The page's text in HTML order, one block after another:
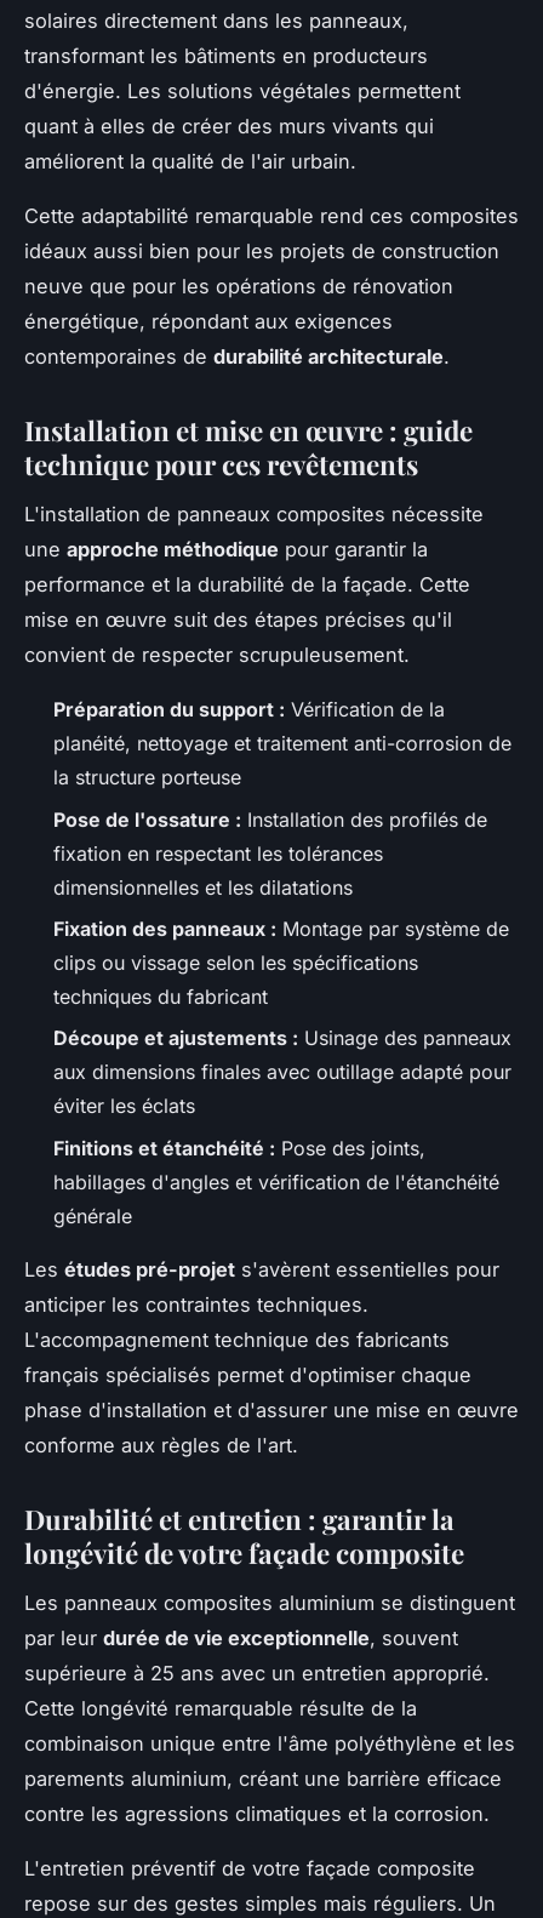
solaires directement dans les panneaux,
transformant les bâtiments en producteurs
d'énergie. Les solutions végétales permettent
quant à elles de créer des murs vivants qui
améliorent la qualité de l'air urbain.
Cette adaptabilité remarquable rend ces composites
idéaux aussi bien pour les projets de construction
neuve que pour les opérations de rénovation
énergétique, répondant aux exigences
contemporaines de durabilité architecturale.
Installation et mise en œuvre : guide
technique pour ces revêtements
L'installation de panneaux composites nécessite
une approche méthodique pour garantir la
performance et la durabilité de la façade. Cette
mise en œuvre suit des étapes précises qu'il
convient de respecter scrupuleusement.
Préparation du support : Vérification de la
planéité, nettoyage et traitement anti-corrosion de
la structure porteuse
Pose de l'ossature : Installation des profilés de
fixation en respectant les tolérances
dimensionnelles et les dilatations
Fixation des panneaux : Montage par système de
clips ou vissage selon les spécifications
techniques du fabricant
Découpe et ajustements : Usinage des panneaux
aux dimensions finales avec outillage adapté pour
éviter les éclats
Finitions et étanchéité : Pose des joints,
habillages d'angles et vérification de l'étanchéité
générale
Les études pré-projet s'avèrent essentielles pour
anticiper les contraintes techniques.
L'accompagnement technique des fabricants
français spécialisés permet d'optimiser chaque
phase d'installation et d'assurer une mise en œuvre
conforme aux règles de l'art.
Durabilité et entretien : garantir la
longévité de votre façade composite
Les panneaux composites aluminium se distinguent
par leur durée de vie exceptionnelle, souvent
supérieure à 25 ans avec un entretien approprié.
Cette longévité remarquable résulte de la
combinaison unique entre l'âme polyéthylène et les
parements aluminium, créant une barrière efficace
contre les agressions climatiques et la corrosion.
L'entretien préventif de votre façade composite
repose sur des gestes simples mais réguliers. Un